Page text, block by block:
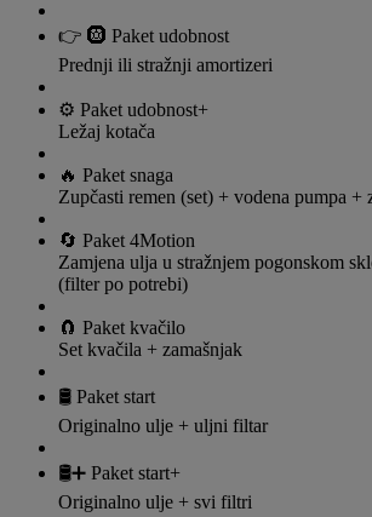
👉 🛞 Paket udobnost
Prednji ili stražnji amortizeri
⚙️ Paket udobnost+
Ležaj kotača
🔥 Paket snaga
Zupčasti remen (set) + vodena pumpa +
🔄 Paket 4Motion
Zamjena ulja u stražnjem pogonskom
(filter po potrebi)
🧲 Paket kvačilo
Set kvačila + zamašnjak
🛢️ Paket start
Originalno ulje + uljni filtar
🛢️➕ Paket start+
Originalno ulje + svi filtri